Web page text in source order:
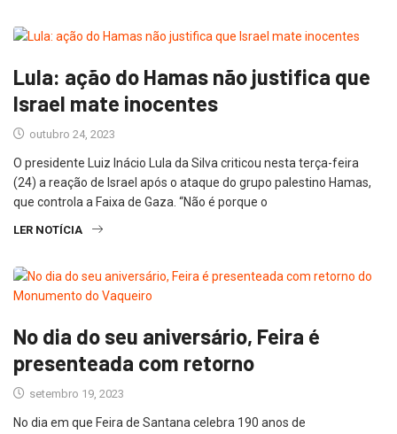
Lula: ação do Hamas não justifica que
Israel mate inocentes
outubro 24, 2023
O presidente Luiz Inácio Lula da Silva criticou nesta terça-feira
(24) a reação de Israel após o ataque do grupo palestino Hamas,
que controla a Faixa de Gaza. “Não é porque o
LER NOTÍCIA
No dia do seu aniversário, Feira é
presenteada com retorno
setembro 19, 2023
No dia em que Feira de Santana celebra 190 anos de